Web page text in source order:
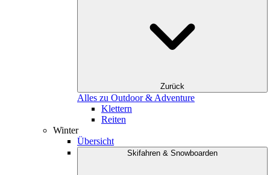
Zurück
Alles zu Outdoor & Adventure
Klettern
Reiten
Winter
Übersicht
Skifahren & Snowboarden